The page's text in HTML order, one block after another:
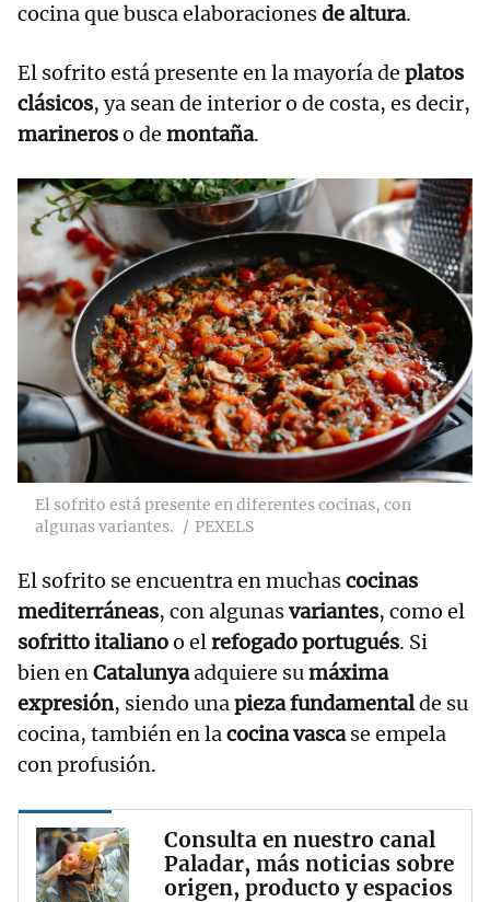
cocina que busca elaboracionesde altura.
El sofrito está presente en la mayoría de platos
clásicos, ya sean de interior o de costa, es decir,
marineroso de montaña.
El sofrito está presente en diferentes cocinas, con
algunas variantes.
PEXELS
El sofrito se encuentra en muchascocinas
mediterráneas, con algunasvariantes, como el
sofritto italianoo elrefogado portugués. Si
bien enCatalunyaadquiere sumáxima
expresión, siendo unapieza fundamentalde su
cocina, también en lacocina vascase empela
con profusión.
Consulta en nuestro canal
Paladar, más noticias sobre
origen, producto y espacios